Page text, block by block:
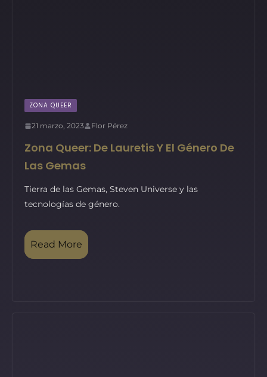
ZONA QUEER
21 marzo, 2023 Flor Pérez
Zona Queer: De Lauretis Y El Género De
Las Gemas
Tierra de las Gemas, Steven Universe y las
tecnologías de género.
Read More